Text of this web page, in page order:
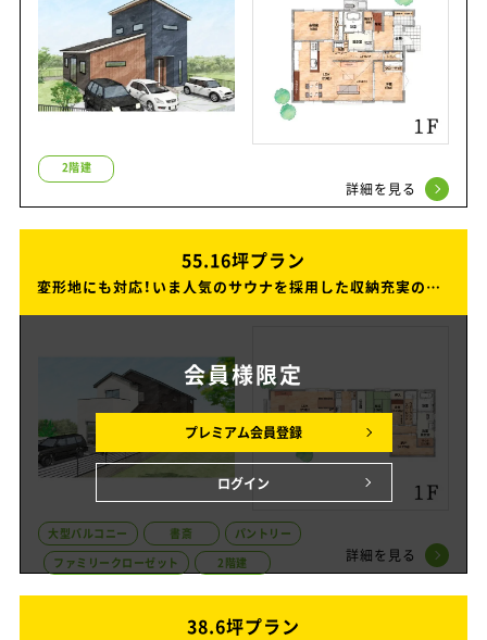
2階建
詳細を見る
55.16坪プラン
変形地にも対応！いま人気のサウナを採用した収納充実の2階建ての家
大型バルコニー 書斎
パントリー
ファミリークローゼット
2階建 詳細を見る
55.16坪プラン
変形地にも対応！いま人気のサウナを採用した収納充実の2階建ての家
会員様限定
プレミアム会員登録
ログイン
38.6坪プラン
38.6坪プラン